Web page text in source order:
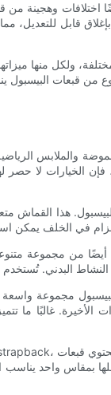
اختلافات وهجينة
قابل للتعديل،
ولكل منها
من قبعات البيسبول
والملابس
الخيارات لا حصر
هذا القماش
من مجموعة
مجموعة
غالبًا ما
بمقاس واحد